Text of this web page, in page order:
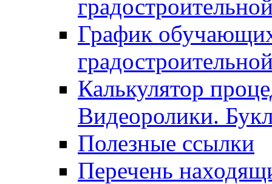
График
Калькулятор
Видеоролики.
Полезные ссылки
Перечень